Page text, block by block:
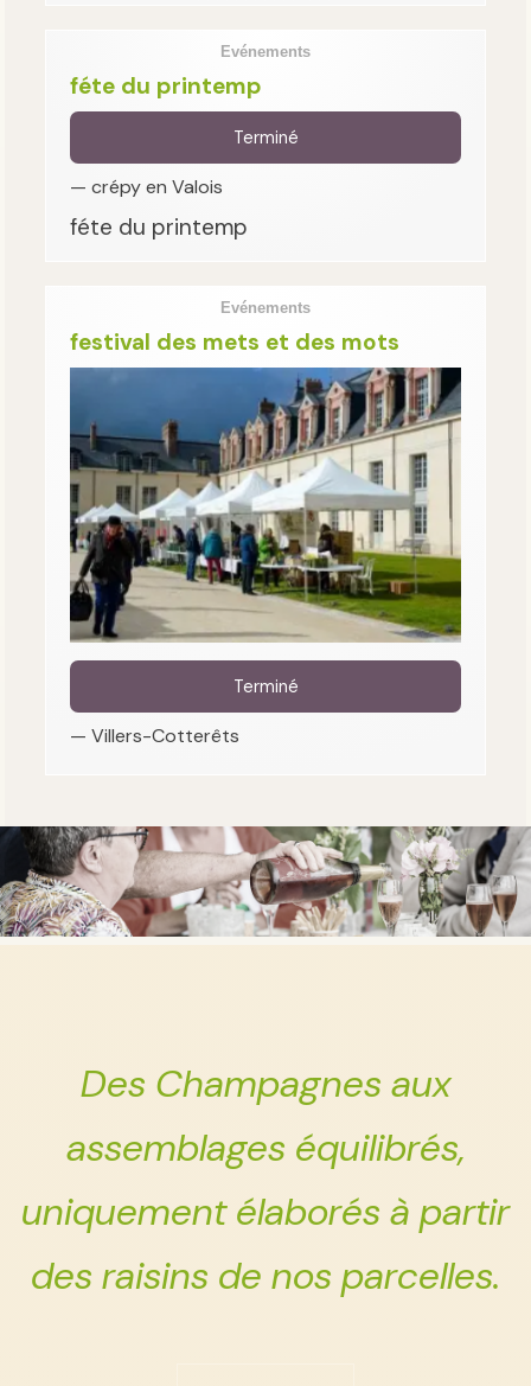
Evénements
féte du printemp
Terminé
— crépy en Valois
féte du printemp
Evénements
festival des mets et des mots
Terminé
— Villers-Cotterêts
Des Champagnes aux
assemblages équilibrés,
uniquement élaborés à partir
des raisins de nos parcelles.